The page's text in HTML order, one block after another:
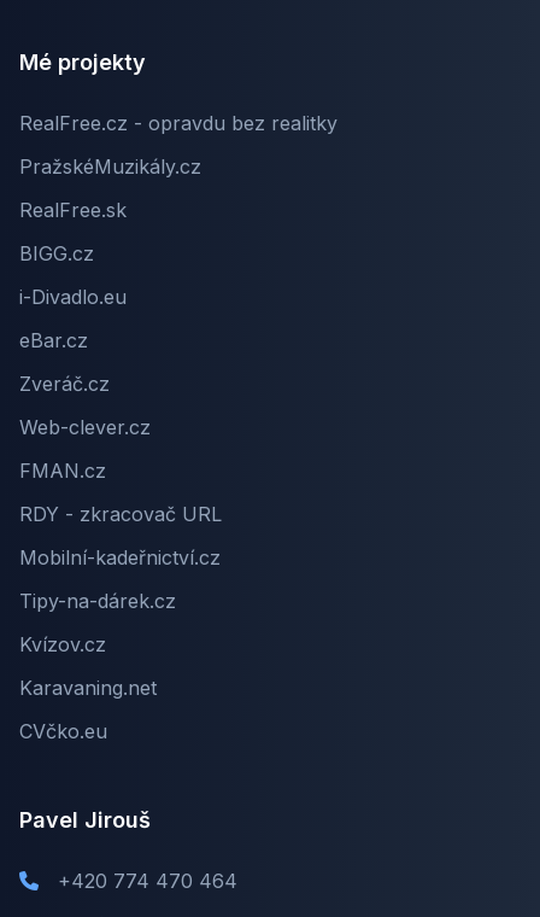
Mé projekty
RealFree.cz - opravdu bez realitky
PražskéMuzikály.cz
RealFree.sk
BIGG.cz
i-Divadlo.eu
eBar.cz
Zveráč.cz
Web-clever.cz
FMAN.cz
RDY - zkracovač URL
Mobilní-kadeřnictví.cz
Tipy-na-dárek.cz
Kvízov.cz
Karavaning.net
CVčko.eu
Pavel Jirouš
+420 774 470 464